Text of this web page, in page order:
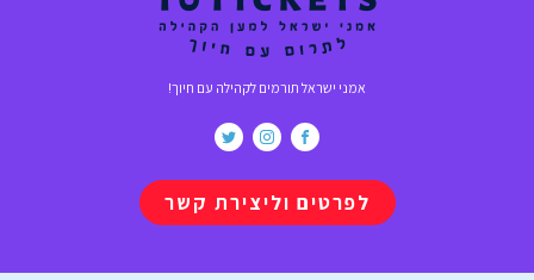
אמני ישראל תורמים לקהילה עם חיוך!
לפרטים וליצירת קשר